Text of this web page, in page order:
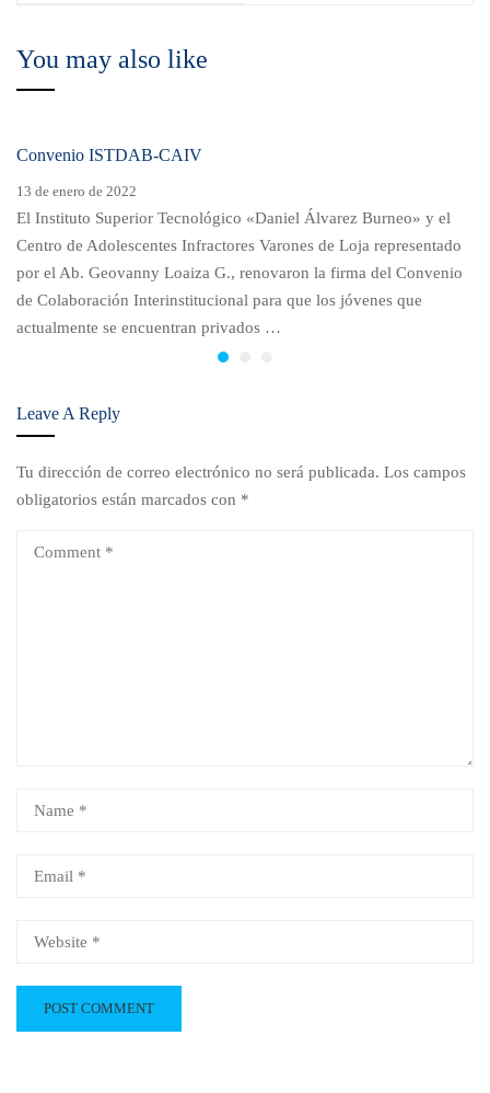
You may also like
Convenio ISTDAB-CAIV
13 de enero de 2022
El Instituto Superior Tecnológico «Daniel Álvarez Burneo» y el
Centro de Adolescentes Infractores Varones de Loja representado
por el Ab. Geovanny Loaiza G., renovaron la firma del Convenio
de Colaboración Interinstitucional para que los jóvenes que
actualmente se encuentran privados …
Leave A Reply
Tu dirección de correo electrónico no será publicada. Los campos
obligatorios están marcados con *